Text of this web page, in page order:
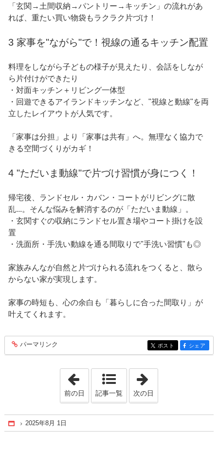
「玄関→土間収納→パントリー→キッチン」の流れがあ
れば、重たい買い物袋もラクラク片づけ！
3 家事を"ながら"で！視線の通るキッチン配置
料理をしながら子どもの様子が見えたり、会話をしなが
ら片付けができたり
・対面キッチン＋リビング一体型
・回遊できるアイランドキッチンなど、"視線と動線"を両
立したレイアウトが人気です。
「家事は分担」より「家事は共有」へ。無理なく協力で
きる空間づくりがカギ！
4 "ただいま動線"で片づけ習慣が身につく！
帰宅後、ランドセル・カバン・コートがリビングに散
乱...。そんな悩みを解消するのが「ただいま動線」。
・玄関すぐの収納にランドセル置き場やコート掛けを設
置
・洗面所・手洗い動線を通る間取りで"手洗い習慣"も◎
家族みんなが自然と片づけられる流れをつくると、散ら
からない家が実現します。
家事の時短も、心の余白も「暮らしに合った間取り」が
叶えてくれます。
entry370
パーマリンク entry370
ポスト entry370
シェア
「2025年7月 4日」
前の日 記事一覧 次の日
Home
2025年8月 1日